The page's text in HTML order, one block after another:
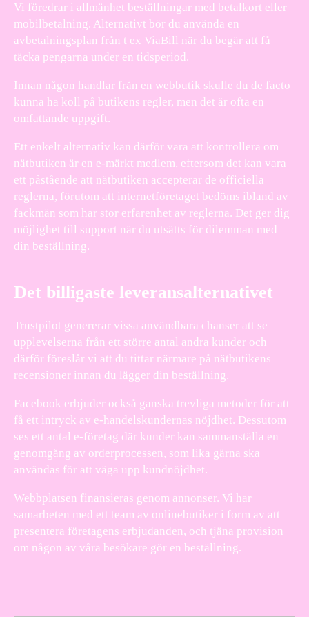
Vi föredrar i allmänhet beställningar med betalkort eller
mobilbetalning. Alternativt bör du använda en
avbetalningsplan från t ex ViaBill när du begär att få
täcka pengarna under en tidsperiod.
Innan någon handlar från en webbutik skulle du de facto
kunna ha koll på butikens regler, men det är ofta en
omfattande uppgift.
Ett enkelt alternativ kan därför vara att kontrollera om
nätbutiken är en e-märkt medlem, eftersom det kan vara
ett påstående att nätbutiken accepterar de officiella
reglerna, förutom att internetföretaget bedöms ibland av
fackmän som har stor erfarenhet av reglerna. Det ger dig
möjlighet till support när du utsätts för dilemman med
din beställning.
Det billigaste leveransalternativet
Trustpilot genererar vissa användbara chanser att se
upplevelserna från ett större antal andra kunder och
därför föreslår vi att du tittar närmare på nätbutikens
recensioner innan du lägger din beställning.
Facebook erbjuder också ganska trevliga metoder för att
få ett intryck av e-handelskundernas nöjdhet. Dessutom
ses ett antal e-företag där kunder kan sammanställa en
genomgång av orderprocessen, som lika gärna ska
användas för att väga upp kundnöjdhet.
Webbplatsen finansieras genom annonser. Vi har
samarbeten med ett team av onlinebutiker i form av att
presentera företagens erbjudanden, och tjäna provision
om någon av våra besökare gör en beställning.